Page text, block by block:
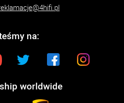
na:
worldwide